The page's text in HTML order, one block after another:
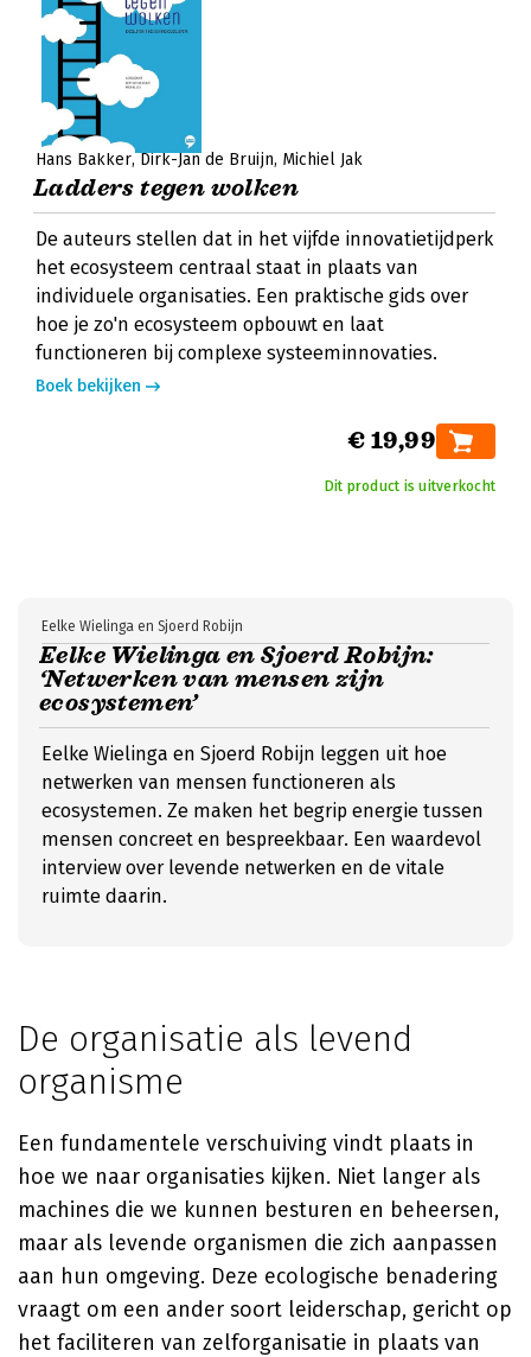
Hans Bakker Dirk-Jan de Bruijn Michiel Jak
Ladders tegen wolken
De auteurs stellen dat in het vijfde innovatietijdperk
het ecosysteem centraal staat in plaats van
individuele organisaties. Een praktische gids over
hoe je zo'n ecosysteem opbouwt en laat
functioneren bij complexe systeeminnovaties.
Boek bekijken
€ 19,99
Dit product is uitverkocht
Eelke Wielinga en Sjoerd Robijn:
‘Netwerken van mensen zijn
ecosystemen’
Eelke Wielinga en Sjoerd Robijn
Eelke Wielinga en Sjoerd Robijn leggen uit hoe
netwerken van mensen functioneren als
ecosystemen. Ze maken het begrip energie tussen
mensen concreet en bespreekbaar. Een waardevol
interview over levende netwerken en de vitale
ruimte daarin.
De organisatie als levend
organisme
Een fundamentele verschuiving vindt plaats in
hoe we naar organisaties kijken. Niet langer als
machines die we kunnen besturen en beheersen,
maar als levende organismen die zich aanpassen
aan hun omgeving. Deze ecologische benadering
vraagt om een ander soort leiderschap, gericht op
het faciliteren van zelforganisatie in plaats van